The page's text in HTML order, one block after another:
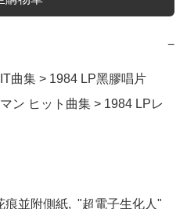
−
曲集 > 1984 LP黑膠唱片
ン ヒット曲集 > 1984 LPレ
痕並附側紙,  "超電子生化人"